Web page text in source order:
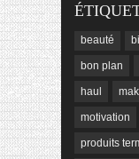
beauté
bon plan
haul
motivation
produits